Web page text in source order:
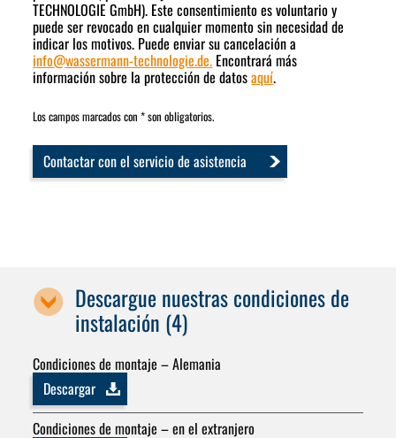
TECHNOLOGIE GmbH). Este consentimiento es voluntario y
puede ser revocado en cualquier momento sin necesidad de
indicar los motivos. Puede enviar su cancelación a
info@wassermann-technologie.de. Encontrará más
información sobre la protección de datosaquí.
Los campos marcados con * son obligatorios.
Contactar con el servicio de asistencia
Descargue nuestras condiciones de
instalación (4)
Condiciones de montaje – Alemania
Descargar
Condiciones de montaje – en el extranjero